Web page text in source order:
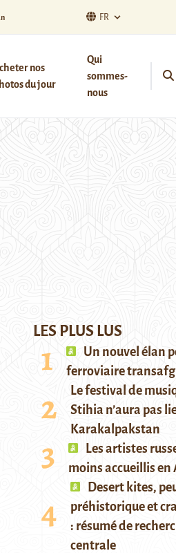
FR
nos
du jour
Qui
sommes-
nous
LES PLUS LUS
Un nouvel élan
ferroviaire
Le festival de
Stihia n’aura pas
Karakalpakstan
Les artistes
moins accueillis en
Desert kites,
préhistorique et
: résumé de
centrale